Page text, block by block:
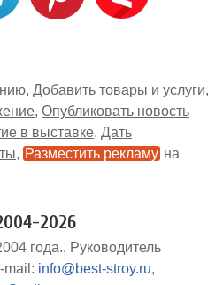
Добавить товары и услуги
Опубликовать новость
в выставке Дать
Разместить рекламу на
2026
года.
Руководитель
mail: info@best-stroy.ru